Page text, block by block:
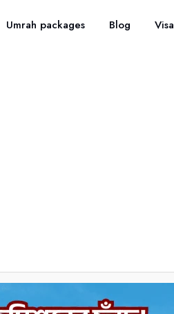
Umrah packages Blog Visa